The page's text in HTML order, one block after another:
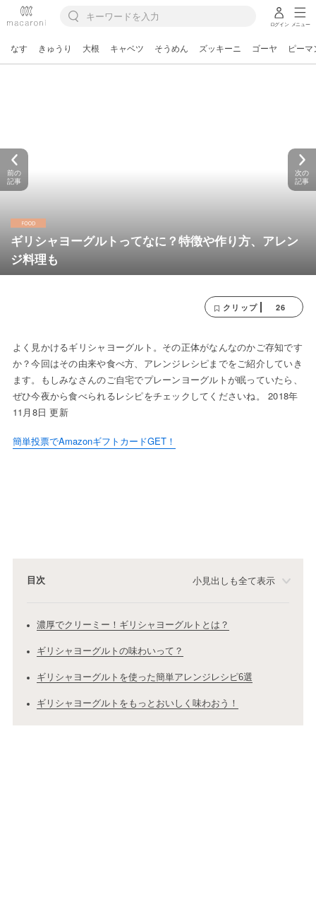
ログイン メニュー
なす きゅうり 大根 キャベツ そうめん ズッキーニ ゴーヤ ピーマ
ギリシャヨーグルトってなに？特徴や作り方、アレン
ジ料理も
前の
記事
次の
記事
クリップ 26
よく見かけるギリシャヨーグルト。その正体がなんなのかご存知です
か？今回はその由来や食べ方、アレンジレシピまでをご紹介していき
ます。もしみなさんのご自宅でプレーンヨーグルトが眠っていたら、
ぜひ今夜から食べられるレシピをチェックしてくださいね。 2018年
11月8日 更新
簡単投票でAmazonギフトカードGET！
目次 小見出しも全て表示
濃厚でクリーミー！ギリシャヨーグルトとは？
ギリシャヨーグルトの味わいって？
ギリシャヨーグルトを使った簡単アレンジレシピ6選
ギリシャヨーグルトをもっとおいしく味わおう！